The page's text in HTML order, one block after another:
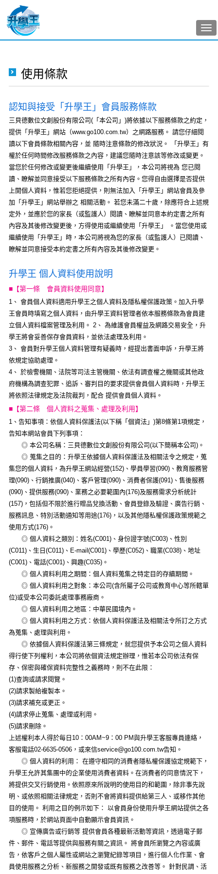
使用條款
認知與接受「升學王」會員服務條款
三貝德數位文創股份有限公司(「本公司」)將依據以下服務條款之約定，
提供「升學王」網站（www.go100.com.tw）之網路服務。 請您仔細閱
讀以下會員條款相關內容，並 隨時注意條款的修改狀況。 「升學王」有
權於任何時間修改服務條款之內容，建議您隨時注意該等修改或變更。
當您於任何修改或變更後繼續使用「升學王」，本公司將視為 您已閱
讀、瞭解並同意接受以下服務條款之所有內容。您得自由選擇是否提供
上開個人資料，惟若您拒絕提供，則無法加入「升學王」網站會員及參
加「升學王」網站舉辦之 相關活動。 若您未滿二十歲，除應符合上述規
定外，並應於您的家長（或監護人）閱讀、瞭解並同意本約定書之所有
內容及其後修改變更後，方得使用或繼續使用「升學王」 。當您使用或
繼續使用「升學王」時，本公司將視為您的家長（或監護人）已閱讀、
瞭解並同意接受本約定書之所有內容及其後修改變更。
升學王 個人資料使用說明
■【第一條 會員資料使用同意】
1、 會員個人資料適用升學王之個人資料及隱私權保護政策。加入升學
王會員時填寫之個人資料，由升學王資料管理者依本服務條款為會員建
立個人資料檔案管理及利用。 2、 為維護會員權益及網路交易安全，升
學王將會妥善保存會員資料，並依法處理及利用。
3、 會員對升學王個人資料管理有疑義時，經提出書面申訴，升學王將
依規定協助處理。
4、 於檢警機關、法院等司法主管機關、依法有調查權之機關或其他政
府機構為調查犯罪、追訴、審判目的要求提供會員個人資料時，升學王
將依照法律規定及法院裁判，配合 提供會員個人資料。
■【第二條 個人資料之蒐集、處理及利用】
1、告知事項：依個人資料保護法(以下稱「個資法」)第8條第1項規定，
告知本網站會員下列事項：
◎ 本公司名稱：三貝德數位文創股份有限公司(以下簡稱本公司)。
◎ 蒐集之目的：升學王依據個人資料保護法及相關法令之規定，蒐
集您的個人資料，為升學王網站經營(152)、學員學習(090)、教育服務管
理(090)、行銷推廣(040)、客戶管理(090)、消費者保護(091)、售後服務
(090)、提供服務(090)、業務之必要範圍內(176)及服務需求分析統計
(157)，包括但不限於進行贈品兌換活動、會員登錄及驗證、廣告行銷、
服務訊息、特別活動通知等用途(176)，以及其他隱私權保護政策規範之
使用方式(176)。
◎ 個人資料之類別：姓名(C001)、身份證字號(C003)、性別
(C011)、生日(C011)、E-mail(C001)、學歷(C052)、職業(C038)、地址
(C001)、電話(C001)、興趣(C035)。
◎ 個人資料利用之期間：個人資料蒐集之特定目的存續期間。
◎ 個人資料利用之對象：本公司(含所屬子公司或教育中心等所轄單
位)或受本公司委託處理事務廠商。
◎ 個人資料利用之地區：中華民國境內。
◎ 個人資料利用之方式：依個人資料保護法及相關法令所訂之方式
為蒐集、處理與利用。
◎ 依據個人資料保護法第三條規定，就您提供予本公司之個人資料
得行使下列權利，本公司將依個資法規定辦理，惟若本公司依法有保
存、保密與確保資料完整性之義務時，則不在此限：
(1)查詢或請求閱覽。
(2)請求製給複製本。
(3)請求補充或更正。
(4)請求停止蒐集、處理或利用。
(5)請求刪除。
上述權利本人得於每日10：00AM~9：00 PM與升學王客服專員連絡，
客服電話02-6635-0506，或來信service@go100.com.tw告知。
◎ 個人資料的利用： 在遵守相同的消費者隱私權保護協定規範下，
升學王允許其集團中的企業使用消費者資料。在消費者的同意情況下，
將提供交叉行銷使用。依照原來所說明的使用目的和範圍，除非事先說
明、或依照相關法律規定，否則不會將資料提供給第三人、或移作其他
目的使用。 利用之目的例示如下： 以會員身份使用升學王網站提供之各
項服務時，於網站頁面中自動顯示會員資訊。
◎ 宣傳廣告或行銷等 提供會員各種最新活動等資訊，透過電子郵
件、郵件、電話等提供與服務有關之資訊。 將會員所瀏覽之內容或廣
告，依客戶之個人屬性或網站之瀏覽紀錄等項目，進行個人化作業、會
員使用服務之分析、新服務之開發或既有服務之改善等。 針對民調、活